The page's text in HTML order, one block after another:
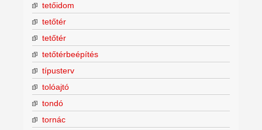
tetőidom
tetőtér
tetőtér
tetőtérbeépítés
típusterv
tolóajtó
tondó
tornác